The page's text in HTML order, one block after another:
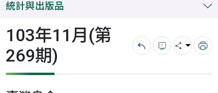
統計與出版品
103年11月(第
269期)
回上一頁錯誤回報
分享 列